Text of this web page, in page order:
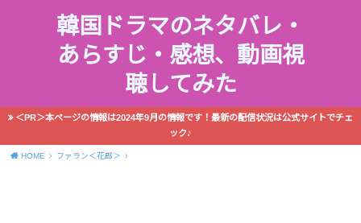
韓国ドラマのネタバレ・
あらすじ・感想、動画視
聴してみた
＜PR＞本ページの情報は2024年9月の情報です！最新の配信状況は公式サイトでチェ
ック♪
HOME ファラン＜花郎＞